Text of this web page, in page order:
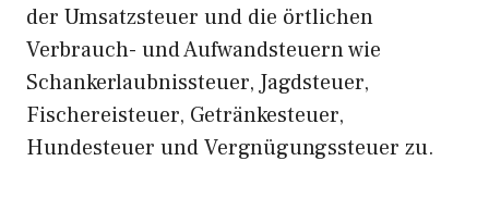
der Umsatzsteuer und die örtlichen
Verbrauch- und Aufwandsteuern wie
Schankerlaubnissteuer, Jagdsteuer,
Fischereisteuer, Getränkesteuer,
Hundesteuer und Vergnügungssteuer zu.